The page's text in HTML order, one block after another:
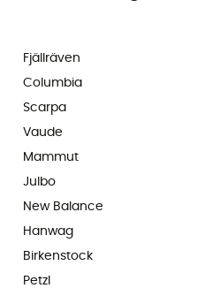
Fjällräven
Columbia
Scarpa
Vaude
Mammut
Julbo
New Balance
Hanwag
Birkenstock
Petzl